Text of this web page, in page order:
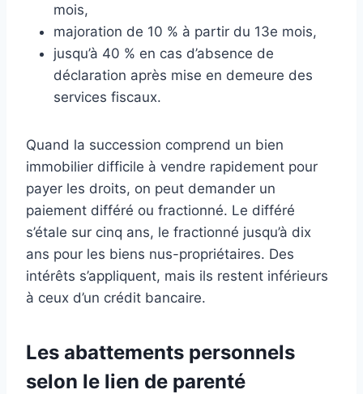
mois,
majoration de 10 % à partir du 13e mois,
jusqu’à 40 % en cas d’absence de
déclaration après mise en demeure des
services fiscaux.
Quand la succession comprend un bien
immobilier difficile à vendre rapidement pour
payer les droits, on peut demander un
paiement différé ou fractionné. Le différé
s’étale sur cinq ans, le fractionné jusqu’à dix
ans pour les biens nus-propriétaires. Des
intérêts s’appliquent, mais ils restent inférieurs
à ceux d’un crédit bancaire.
Les abattements personnels
selon le lien de parenté